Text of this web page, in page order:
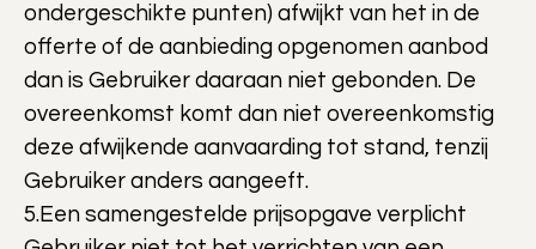
ondergeschikte punten) afwijkt van het in de
offerte of de aanbieding opgenomen aanbod
dan is Gebruiker daaraan niet gebonden. De
overeenkomst komt dan niet overeenkomstig
deze afwijkende aanvaarding tot stand, tenzij
Gebruiker anders aangeeft.
5.Een samengestelde prijsopgave verplicht